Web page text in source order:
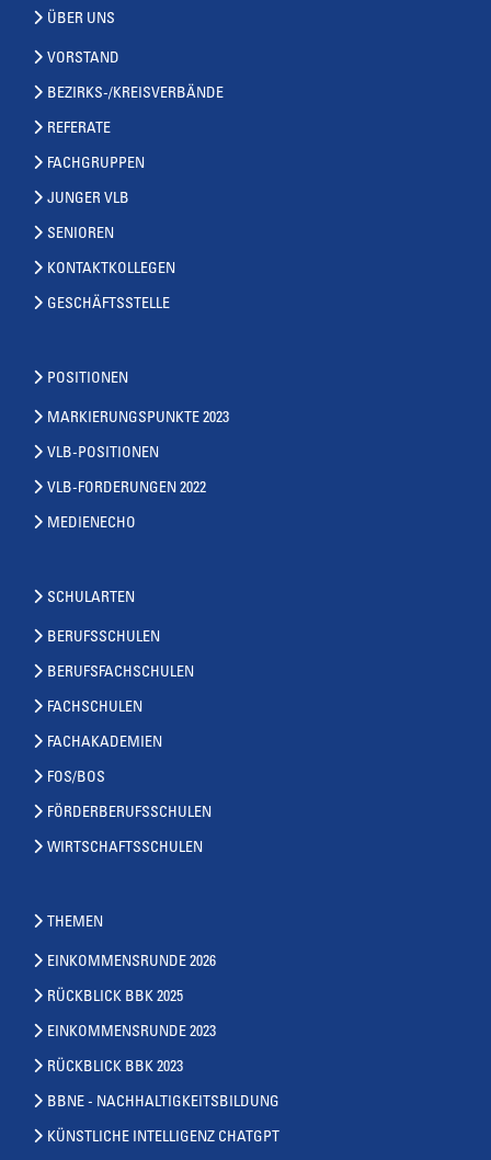
ÜBER UNS
VORSTAND
BEZIRKS-/KREISVERBÄNDE
REFERATE
FACHGRUPPEN
JUNGER VLB
SENIOREN
KONTAKTKOLLEGEN
GESCHÄFTSSTELLE
POSITIONEN
MARKIERUNGSPUNKTE 2023
VLB-POSITIONEN
VLB-FORDERUNGEN 2022
MEDIENECHO
SCHULARTEN
BERUFSSCHULEN
BERUFSFACHSCHULEN
FACHSCHULEN
FACHAKADEMIEN
FOS/BOS
FÖRDERBERUFSSCHULEN
WIRTSCHAFTSSCHULEN
THEMEN
EINKOMMENSRUNDE 2026
RÜCKBLICK BBK 2025
EINKOMMENSRUNDE 2023
RÜCKBLICK BBK 2023
BBNE - NACHHALTIGKEITSBILDUNG
KÜNSTLICHE INTELLIGENZ CHATGPT